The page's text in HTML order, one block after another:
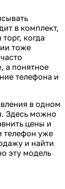
в комплект,
когда
тоже
а понятное
телефона и
в одном
Здесь можно
цены и
телефон уже
и найти
эту модель